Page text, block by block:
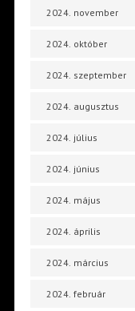
2024. november
2024. október
2024. szeptember
2024. augusztus
2024. július
2024. június
2024. május
2024. április
2024. március
2024. február